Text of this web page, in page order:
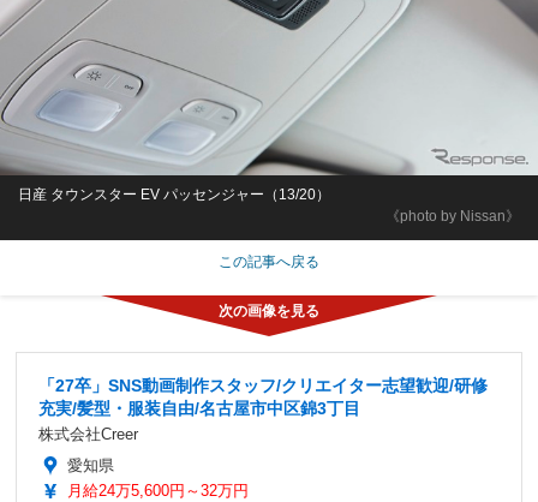
《photo by Nissan》
日産 タウンスター EV パッセンジャー（13/20）
この記事へ戻る
「27卒」SNS動画制作スタッフ/クリエイター志望歓迎/研修
充実/髪型・服装自由/名古屋市中区錦3丁目
株式会社Creer
愛知県
月給24万5,600円～32万円